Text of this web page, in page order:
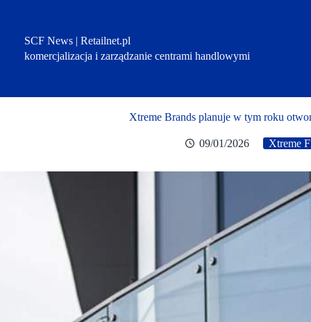
SCF News | Retailnet.pl
komercjalizacja i zarządzanie centrami handlowymi
Xtreme Brands planuje w tym roku
09/01/2026 Xtreme